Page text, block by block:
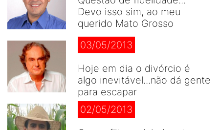
Devo isso sim, ao meu
querido Mato Grosso
03/05/2013
Hoje em dia o divórcio é
algo inevitável...não dá gente
para escapar
02/05/2013